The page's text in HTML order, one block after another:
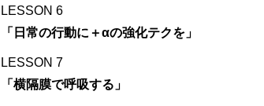
LESSON 6
「日常の行動に＋αの強化テクを」
LESSON 7
「横隔膜で呼吸する」